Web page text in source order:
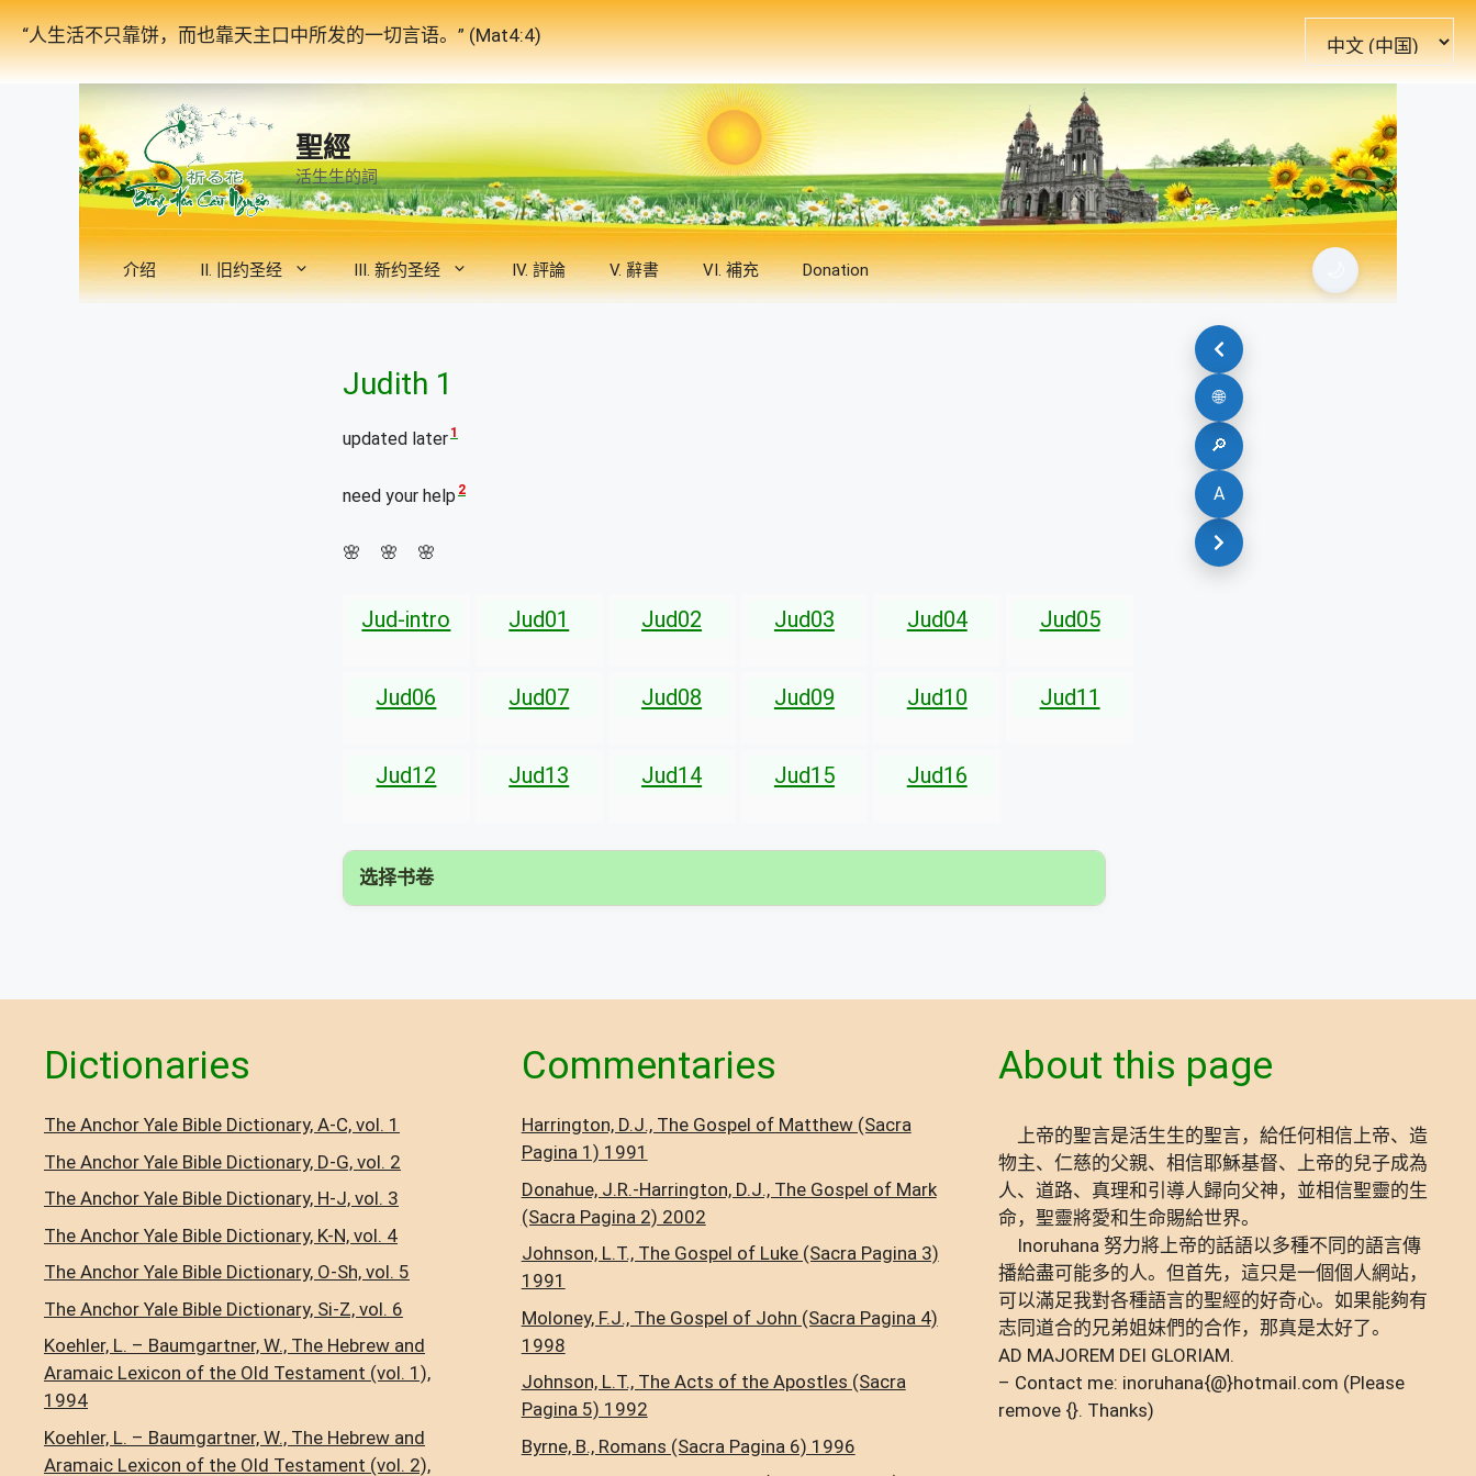
跳
至
内
“人生活不只靠饼，而也靠天主口中所发的一切言语。” (Mat4:4)
选
择
语
聖經
活生生的詞
介绍 II. 旧约圣经 III. 新约圣经 IV. 評論 V. 辭書 VI. 補充 Donation
🌐
🔎
A
Judith 1
updated later 1
need your help 2
🌸 🌸 🌸
Jud-intro Jud01 Jud02 Jud03 Jud04 Jud05
Jud06 Jud07 Jud08 Jud09 Jud10 Jud11
Jud12 Jud13 Jud14 Jud15 Jud16
选择书卷
Dictionaries
The Anchor Yale Bible Dictionary, A-C, vol. 1
The Anchor Yale Bible Dictionary, D-G, vol. 2
The Anchor Yale Bible Dictionary, H-J, vol. 3
The Anchor Yale Bible Dictionary, K-N, vol. 4
The Anchor Yale Bible Dictionary, O-Sh, vol. 5
The Anchor Yale Bible Dictionary, Si-Z, vol. 6
Koehler, L. – Baumgartner, W., The Hebrew and
Aramaic Lexicon of the Old Testament (vol. 1),
1994
Koehler, L. – Baumgartner, W., The Hebrew and
Aramaic Lexicon of the Old Testament (vol. 2),
Commentaries
Harrington, D.J., The Gospel of Matthew (Sacra
Pagina 1) 1991
Donahue, J.R.-Harrington, D.J., The Gospel of Mark
(Sacra Pagina 2) 2002
Johnson, L.T., The Gospel of Luke (Sacra Pagina 3)
1991
Moloney, F.J., The Gospel of John (Sacra Pagina 4)
1998
Johnson, L.T., The Acts of the Apostles (Sacra
Pagina 5) 1992
Byrne, B., Romans (Sacra Pagina 6) 1996
About this page
上帝的聖言是活生生的聖言，給任何相信上帝、造
物主、仁慈的父親、相信耶穌基督、上帝的兒子成為
人、道路、真理和引導人歸向父神，並相信聖靈的生
命，聖靈將愛和生命賜給世界。
Inoruhana 努力將上帝的話語以多種不同的語言傳
播給盡可能多的人。但首先，這只是一個個人網站，
可以滿足我對各種語言的聖經的好奇心。如果能夠有
志同道合的兄弟姐妹們的合作，那真是太好了。
AD MAJOREM DEI GLORIAM.
– Contact me: inoruhana{@}hotmail.com (Please
remove {}. Thanks)